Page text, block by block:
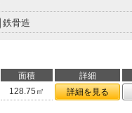
鉄骨造
面積 詳細
128.75㎡ 詳細を見る